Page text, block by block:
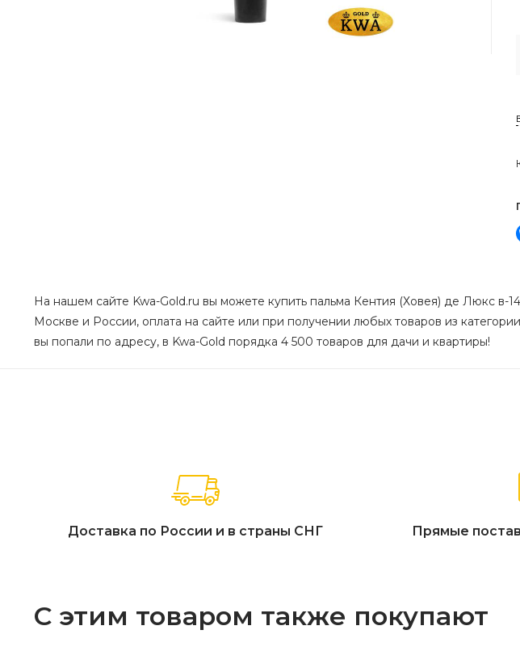
На нашем сайте Kwa-Gold.ru вы можете купить пальма Кентия (Ховея) де Люкс в-
Москве и России, оплата на сайте или при получении любых товаров из
вы попали по адресу, в Kwa-Gold порядка 4 500 товаров для дачи и квартиры!
Доставка по России и в страны СНГ Прямые
С этим товаром также покупают